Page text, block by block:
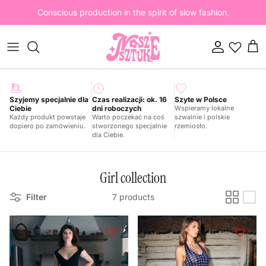
Conscious production in the spirit of slow fashion.
AccountCart
Szyjemy specjalnie dla
Ciebie
Każdy produkt powstaje
dopiero po zamówieniu.
Czas realizacji: ok. 16
dni roboczych
Warto poczekać na coś
stworzonego specjalnie
dla Ciebie.
Szyte w Polsce
Wspieramy lokalne
szwalnie i polskie
rzemiosło.
Girl collection
Filter 7 products